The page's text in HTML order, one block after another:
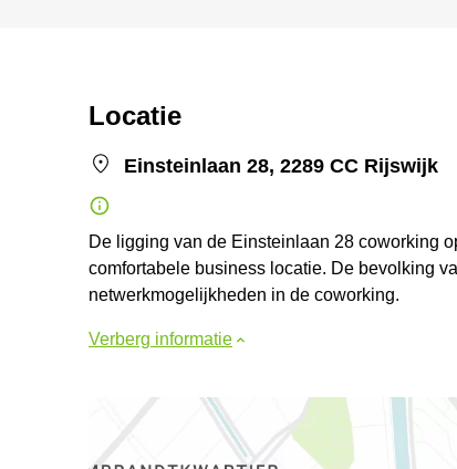
Locatie
Einsteinlaan 28, 2289 CC Rijswijk
De ligging van de Einsteinlaan 28 coworking
comfortabele business locatie. De bevolking
netwerkmogelijkheden in de coworking.
Verberg informatie